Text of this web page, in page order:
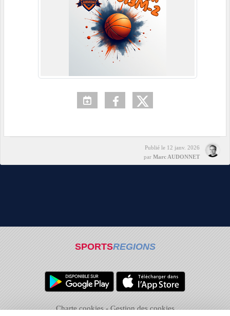
Publié le 12 janv. 2026
par Marc AUDONNET
SPORTSREGIONS
Charte cookies Gestion des cookies